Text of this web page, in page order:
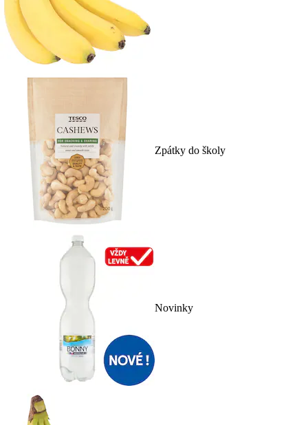
Zpátky do školy
Novinky